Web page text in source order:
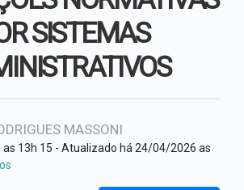
Hino Oficial
Cultura e costumes
Secretaria Assistência
Social
Secretaria de Administração
Secretaria de Educação
SISTEMAS
MASSONI
13h 15 - Atualizado há 24/04/2026 as